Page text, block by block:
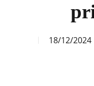
18/12/2024